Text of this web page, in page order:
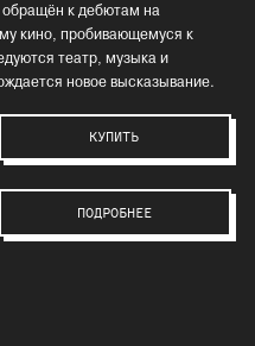
к дебютам на
кино, пробивающемуся к
театр, музыка и
новое высказывание.
КУПИТЬ
ПОДРОБНЕЕ